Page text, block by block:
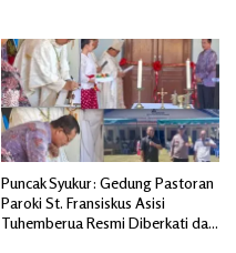
Puncak Syukur: Gedung Pastoran
Paroki St. Fransiskus Asisi
Tuhemberua Resmi Diberkati dan